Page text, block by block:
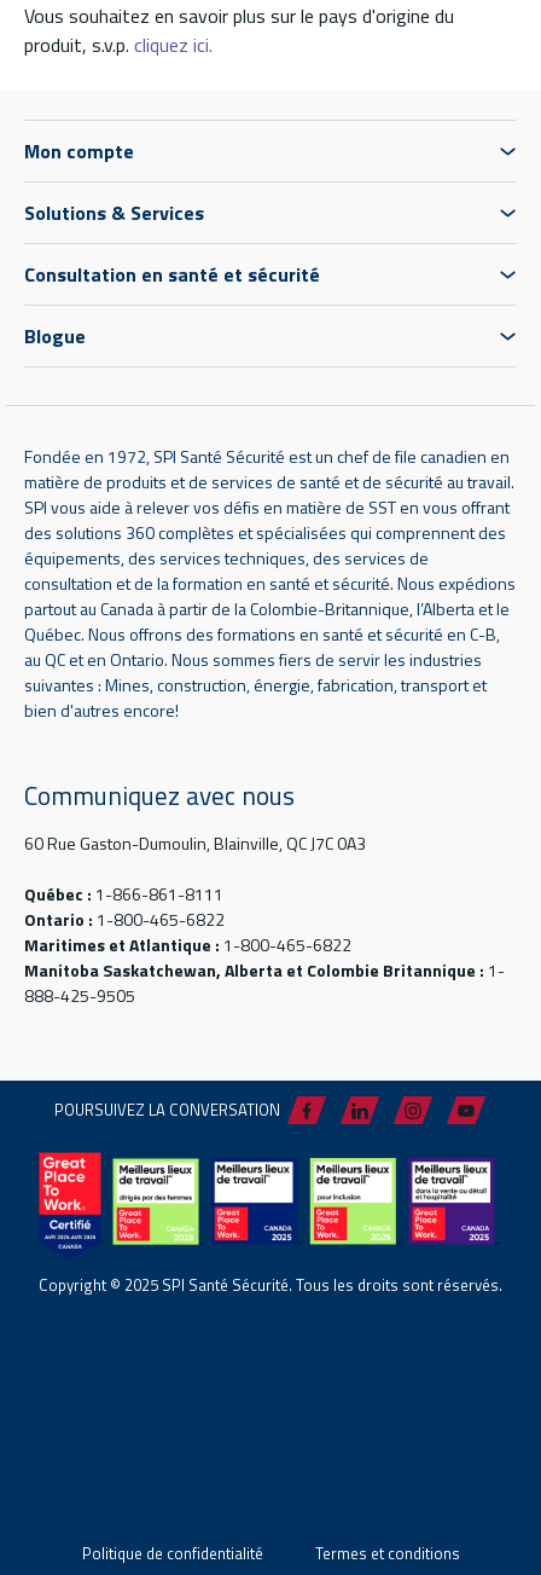
Vous souhaitez en savoir plus sur le pays d'origine du
produit, s.v.p. cliquez ici.
Mon compte
Solutions & Services
Consultation en santé et sécurité
Blogue
Fondée en 1972, SPI Santé Sécurité est un chef de file canadien en
matière de produits et de services de santé et de sécurité au travail.
SPI vous aide à relever vos défis en matière de SST en vous offrant
des solutions 360 complètes et spécialisées qui comprennent des
équipements, des services techniques, des services de
consultation et de la formation en santé et sécurité. Nous expédions
partout au Canada à partir de la Colombie-Britannique, l’Alberta et le
Québec. Nous offrons des formations en santé et sécurité en C-B,
au QC et en Ontario. Nous sommes fiers de servir les industries
suivantes : Mines, construction, énergie, fabrication, transport et
bien d'autres encore!
Communiquez avec nous
60 Rue Gaston-Dumoulin, Blainville, QC J7C 0A3
Québec : 1-866-861-8111
Ontario : 1-800-465-6822
Maritimes et Atlantique : 1-800-465-6822
Manitoba Saskatchewan, Alberta et Colombie Britannique : 1-
888-425-9505
POURSUIVEZ LA CONVERSATION
Copyright © 2025 SPI Santé Sécurité. Tous les droits sont réservés.
Politique de confidentialité
Termes et conditions